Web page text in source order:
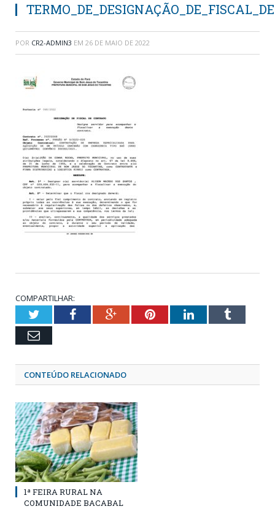
POR CR2-ADMIN3 EM 26 DE MAIO DE 2022
COMPARTILHAR:
TwitterFacebookGoogle+PinterestLinkedInTumblr
Email
CONTEÚDO RELACIONADO
1ª FEIRA RURAL NA
COMUNIDADE BACABAL